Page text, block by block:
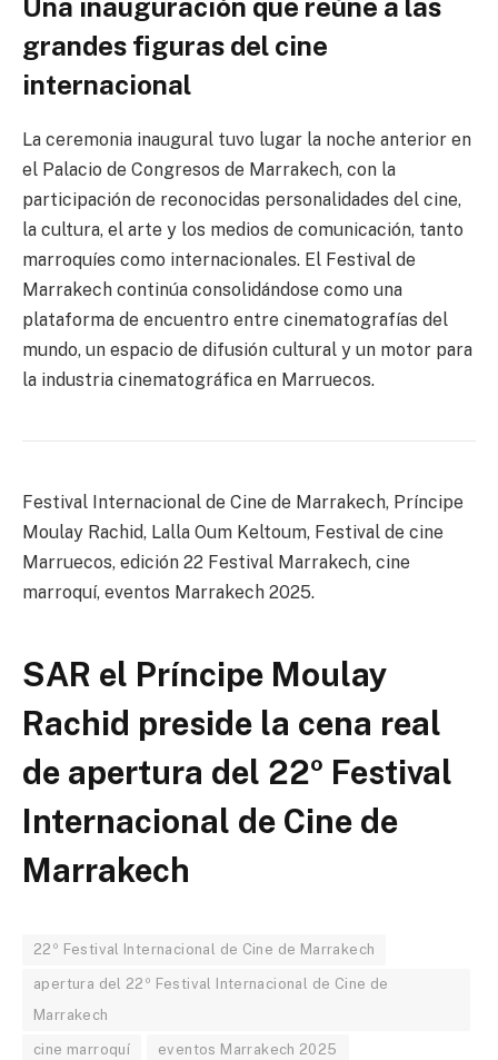
Una inauguración que reúne a las
grandes figuras del cine
internacional
La ceremonia inaugural tuvo lugar la noche anterior en
el Palacio de Congresos de Marrakech, con la
participación de reconocidas personalidades del cine,
la cultura, el arte y los medios de comunicación, tanto
marroquíes como internacionales. El Festival de
Marrakech continúa consolidándose como una
plataforma de encuentro entre cinematografías del
mundo, un espacio de difusión cultural y un motor para
la industria cinematográfica en Marruecos.
Festival Internacional de Cine de Marrakech, Príncipe
Moulay Rachid, Lalla Oum Keltoum, Festival de cine
Marruecos, edición 22 Festival Marrakech, cine
marroquí, eventos Marrakech 2025.
SAR el Príncipe Moulay
Rachid preside la cena real
de apertura del 22º Festival
Internacional de Cine de
Marrakech
22º Festival Internacional de Cine de Marrakech
apertura del 22º Festival Internacional de Cine de
Marrakech
cine marroquí eventos Marrakech 2025